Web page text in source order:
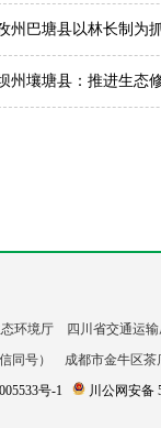
州巴塘县以林长制为
州壤塘县：推进生态
环境厅 四川省交通运
同号） 成都市金牛区
号-1 川公网安备